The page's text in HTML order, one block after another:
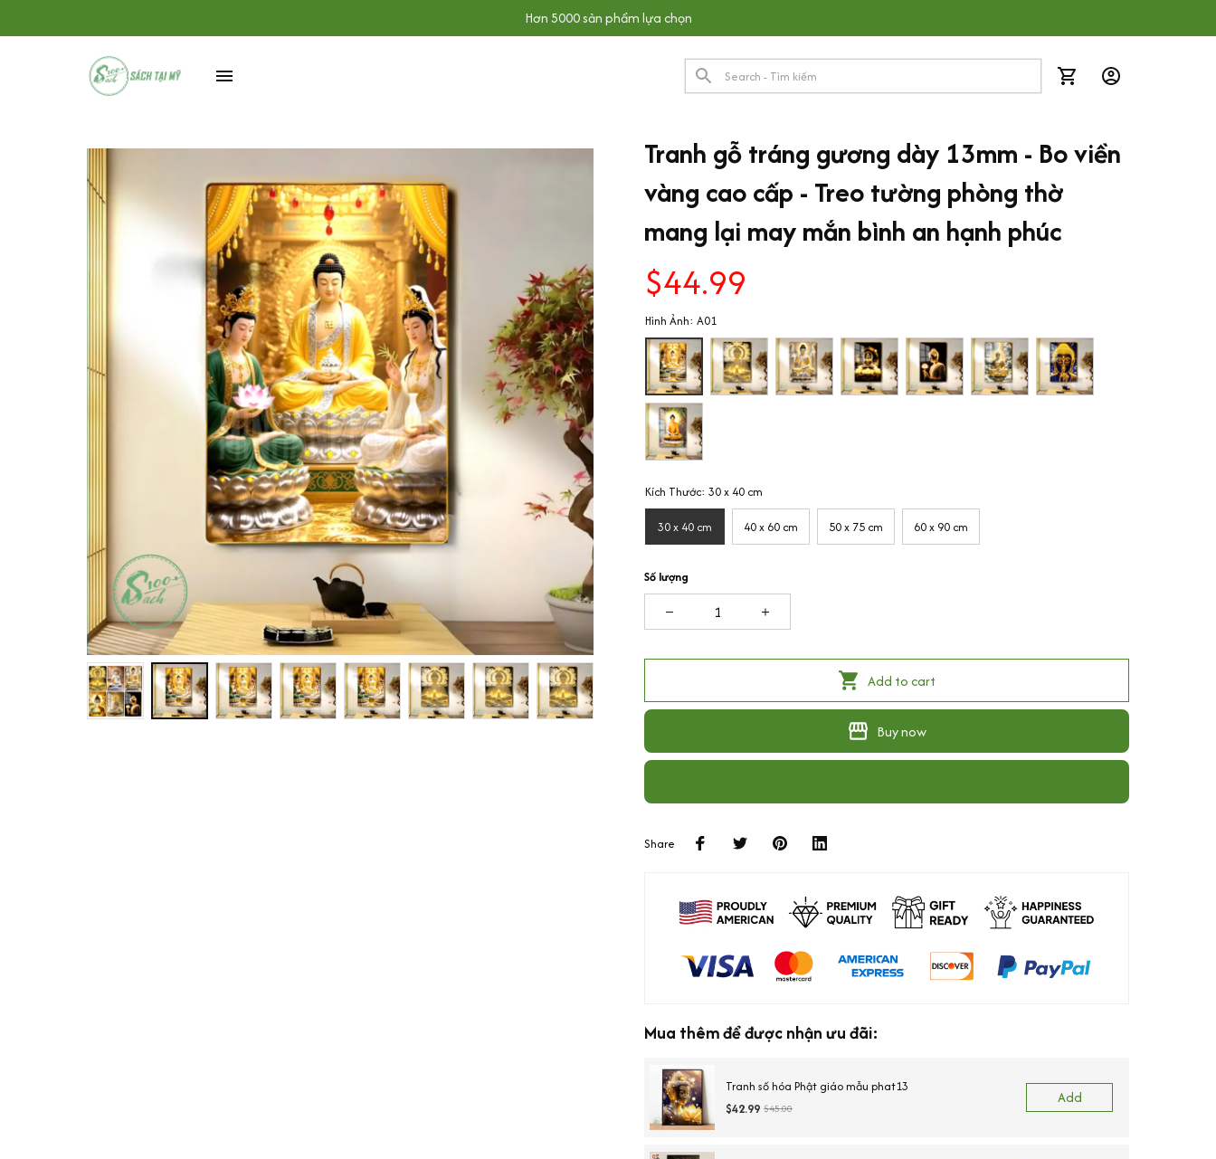
Hơn 5000 sản phẩm lựa chọn
Tranh gỗ tráng gương dày 13mm - Bo viền
vàng cao cấp - Treo tường phòng thờ
mang lại may mắn bình an hạnh phúc
$44.99
Hình Ảnh: A01
Kích Thước: 30 x 40 cm
30 x 40 cm 40 x 60 cm 50 x 75 cm 60 x 90 cm
Số lượng
Add to cart
Buy now
Share
Mua thêm để được nhận ưu đãi:
Tranh số hóa Phật giáo mẫu phat13
$42.99 $45.00
Add